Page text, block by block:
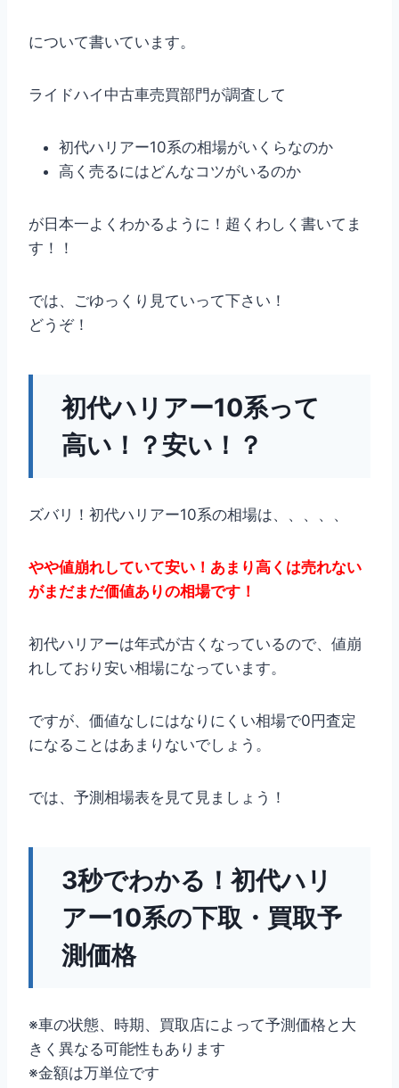
について書いています。
ライドハイ中古車売買部門が調査して
初代ハリアー10系の相場がいくらなのか
高く売るにはどんなコツがいるのか
が日本一よくわかるように！超くわしく書いてま
す！！
では、ごゆっくり見ていって下さい！
どうぞ！
初代ハリアー10系って
高い！？安い！？
ズバリ！初代ハリアー10系の相場は、、、、、
やや値崩れしていて安い！あまり高くは売れない
がまだまだ価値ありの相場です！
初代ハリアーは年式が古くなっているので、値崩
れしており安い相場になっています。
ですが、価値なしにはなりにくい相場で0円査定
になることはあまりないでしょう。
では、予測相場表を見て見ましょう！
3秒でわかる！初代ハリ
アー10系の下取・買取予
測価格
※車の状態、時期、買取店によって予測価格と大
きく異なる可能性もあります
※金額は万単位です